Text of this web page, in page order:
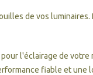
de vos
l'éclairage de
fiable et une